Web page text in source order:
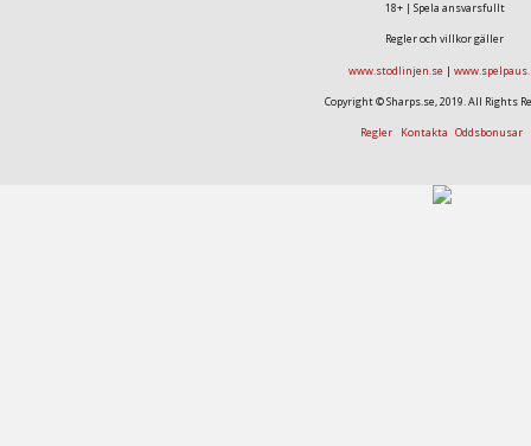
18+ | Spela ansvarsfullt
Regler och villkor gäller
www.stodlinjen.se |
Copyright © Sharps.se, 2019. All Rights
Regler Kontakta Oddsbonusar